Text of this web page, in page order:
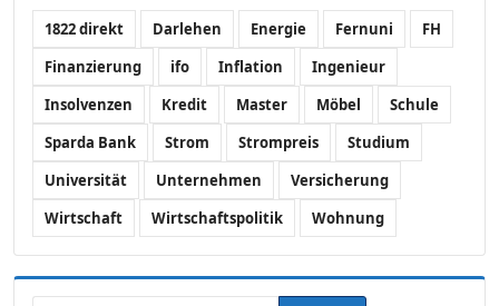
1822 direkt Darlehen Energie Fernuni
FH
Finanzierung
ifo Inflation
Ingenieur
Insolvenzen
Kredit Master Möbel
Schule
Sparda Bank
Strom Strompreis
Studium
Universität
Unternehmen
Versicherung
Wirtschaft
Wirtschaftspolitik Wohnung